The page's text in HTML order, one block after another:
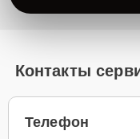
Контакты
Телефон